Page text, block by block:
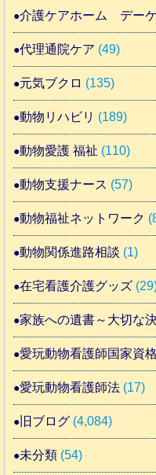
介護ケアホーム デー
代理通院ケア (49)
元気ブクロ (135)
動物リハビリ (189)
動物愛護 福祉 (110)
動物支援ナース (57)
動物福祉ネットワーク
動物関係進路相談 (1)
在宅看護介護グッズ
家族への遺書～大切な
愛玩動物看護師国家資格
愛玩動物看護師法 (17)
旧ブログ (4,084)
未分類 (54)